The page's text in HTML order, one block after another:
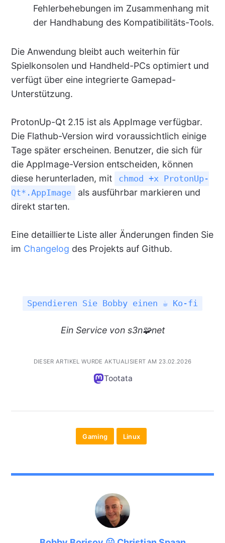
Fehlerbehebungen im Zusammenhang mit
der Handhabung des Kompatibilitäts-Tools.
Die Anwendung bleibt auch weiterhin für
Spielkonsolen und Handheld-PCs optimiert und
verfügt über eine integrierte Gamepad-
Unterstützung.
ProtonUp-Qt 2.15 ist als AppImage verfügbar.
Die Flathub-Version wird voraussichtlich einige
Tage später erscheinen. Benutzer, die sich für
die AppImage-Version entscheiden, können
diese herunterladen, mit
chmod +x ProtonUp-
Qt*.AppImage
als ausführbar markieren und
direkt starten.
Eine detaillierte Liste aller Änderungen finden Sie
im Changelog des Projekts auf Github.
Spendieren Sie Bobby einen ☕ Ko-fi
Ein Servicevon s3n🧩net
DIESER ARTIKEL WURDE AKTUALISIERT AM 23.02.2026
Tootata
Gaming Linux